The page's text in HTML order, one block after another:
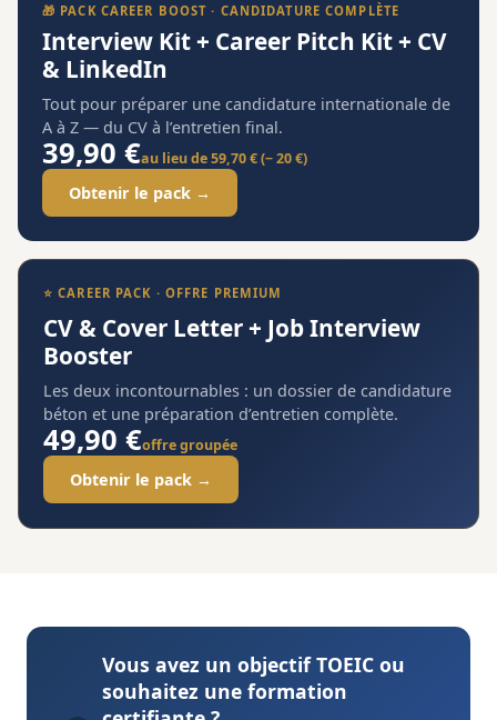
🎁 PACK CAREER BOOST · CANDIDATURE COMPLÈTE
Interview Kit + Career Pitch Kit + CV
& LinkedIn
Tout pour préparer une candidature internationale de
A à Z — du CV à l’entretien final.
39,90 €au lieu de 59,70 € (− 20 €)
Obtenir le pack →
⭐ CAREER PACK · OFFRE PREMIUM
CV & Cover Letter + Job Interview
Booster
Les deux incontournables : un dossier de candidature
béton et une préparation d’entretien complète.
49,90 €offre groupée
Obtenir le pack →
Vous avez un objectif TOEIC ou
souhaitez une formation